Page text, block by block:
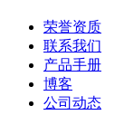
荣誉资质
联系我们
产品手册
博客
公司动态